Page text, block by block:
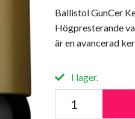
Ballistol GunCer
Högpresterande
är en avancerad
I lager.